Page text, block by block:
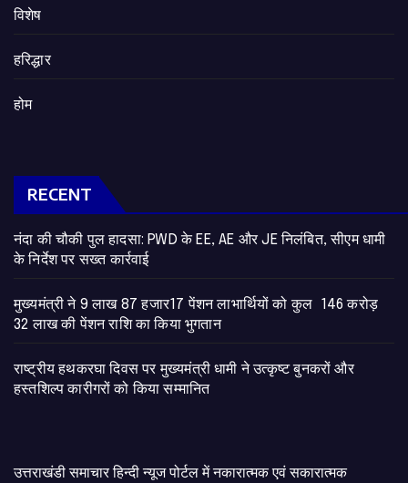
विशेष
हरिद्धार
होम
RECENT
नंदा की चौकी पुल हादसा: PWD के EE, AE और JE निलंबित, सीएम धामी
के निर्देश पर सख्त कार्रवाई
मुख्यमंत्री ने 9 लाख 87 हजार17 पेंशन लाभार्थियों को कुल 146 करोड़
32 लाख की पेंशन राशि का किया भुगतान
राष्ट्रीय हथकरघा दिवस पर मुख्यमंत्री धामी ने उत्कृष्ट बुनकरों और
हस्तशिल्प कारीगरों को किया सम्मानित
उत्तराखंडी समाचार हिन्दी न्यूज पोर्टल में नकारात्मक एवं सकारात्मक